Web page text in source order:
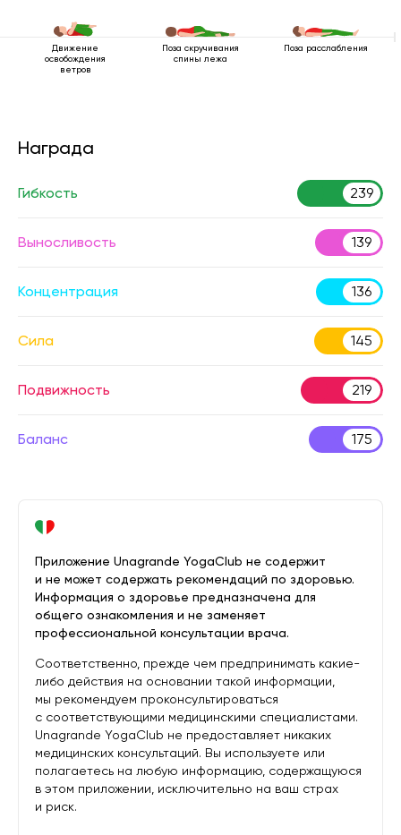
Движение
освобождения
ветров
Поза скручивания
спины лежа
Поза расслабления
Награда
Гибкость 239
Выносливость 139
Концентрация 136
Сила 145
Подвижность 219
Баланс 175
Приложение Unagrande YogaClub не содержит
и не может содержать рекомендаций по здоровью.
Информация о здоровье предназначена для
общего ознакомления и не заменяет
профессиональной консультации врача.
Соответственно, прежде чем предпринимать какие-
либо действия на основании такой информации,
мы рекомендуем проконсультироваться
с соответствующими медицинскими специалистами.
Unagrande YogaClub не предоставляет никаких
медицинских консультаций. Вы используете или
полагаетесь на любую информацию, содержащуюся
в этом приложении, исключительно на ваш страх
и риск.